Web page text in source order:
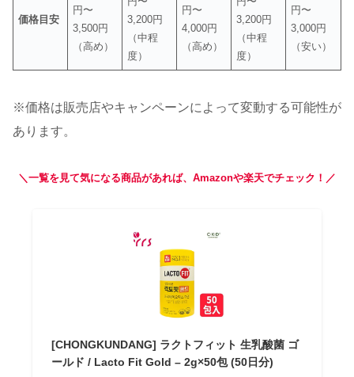
価格目安
円〜
3,500円
（高め）
3,200円
（中程
度）
円〜
4,000円
（高め）
3,200円
（中程
度）
円〜
3,000円
（安い）
※価格は販売店やキャンペーンによって変動する可能性が
あります。
＼一覧を見て気になる商品があれば、Amazonや楽天でチェック！／
[CHONGKUNDANG] ラクトフィット 生乳酸菌 ゴ
ールド / Lacto Fit Gold – 2g×50包 (50日分)